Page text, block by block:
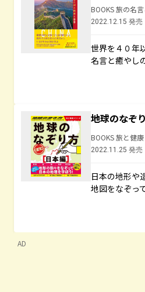
BOOKS 旅の名
2022.12.15 発売
世界を４０年
名言と癒やし
地球のな
BOOKS 旅と健康
2022.11.25 発売
日本の地形や
地図をなぞっ
AD